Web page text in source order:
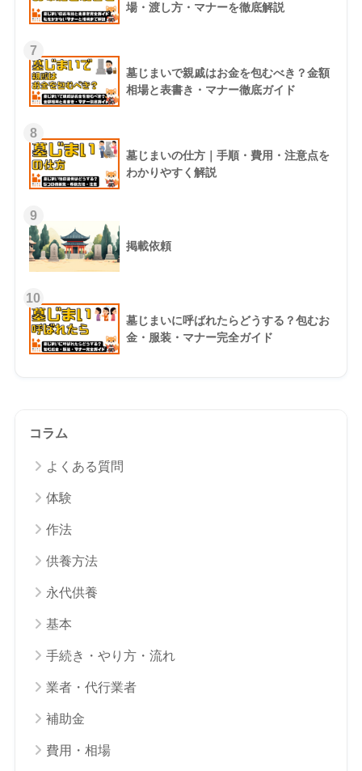
場・渡し方・マナーを徹底解説
7
墓じまいで親戚はお金を包むべき？金額
相場と表書き・マナー徹底ガイド
8
墓じまいの仕方｜手順・費用・注意点を
わかりやすく解説
9
掲載依頼
10
墓じまいに呼ばれたらどうする？包むお
金・服装・マナー完全ガイド
コラム
よくある質問
体験
作法
供養方法
永代供養
基本
手続き・やり方・流れ
業者・代行業者
補助金
費用・相場